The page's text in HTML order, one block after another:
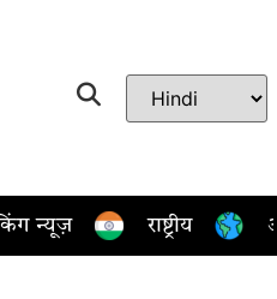
न्यूज़ राष्ट्रीय